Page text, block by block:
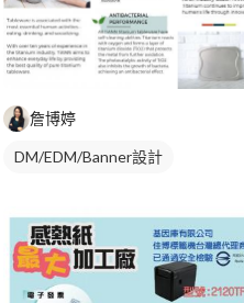
詹博婷
DM/EDM/Banner設計